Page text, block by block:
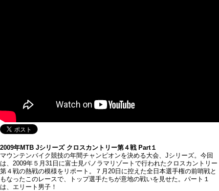
2009年MTB Jシリーズ クロスカントリー第４戦 Part１
マウンテンバイク競技の年間チャンピオンを決める大会、Jシリーズ。今回
は、2009年５月31日に富士見パノラマリゾートで行われたクロスカントリー
第４戦の熱戦の模様をリポート。７月20日に控えた全日本選手権の前哨戦と
もなったこのレースで、トップ選手たちが意地の戦いを見せた。パート１
は、エリート男子！